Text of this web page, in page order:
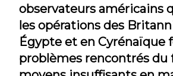
observateurs américains
les opérations des
Égypte et en Cyrénaïque
problèmes rencontrés du